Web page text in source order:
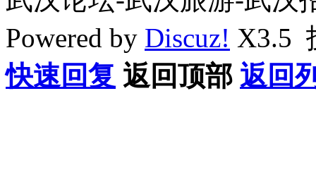
Powered by Discuz! X3.5
快速回复 返回顶部 返回